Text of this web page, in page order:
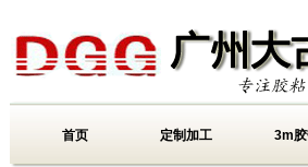
首页 定制加工 3m